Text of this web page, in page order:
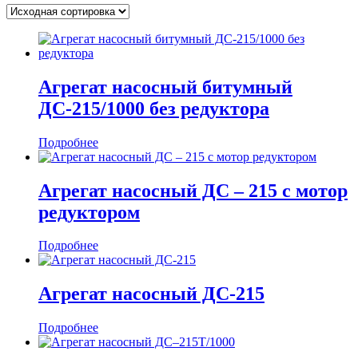
Агрегат насосный битумный
ДС-215/1000 без редуктора
Подробнее
Агрегат насосный ДС – 215 с мотор
редуктором
Подробнее
Агрегат насосный ДС-215
Подробнее